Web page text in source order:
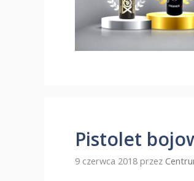
Pistolet
9 czerwca 2018 przez